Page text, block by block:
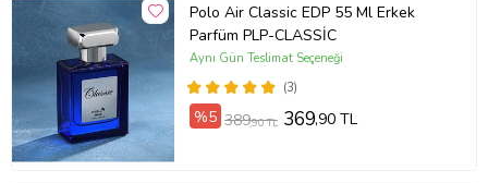
Polo Air Classic EDP 55 Ml Erkek
Parfüm PLP-CLASSİC
(3)
Aynı Gün Teslimat Seçeneği
%5 389,90 TL 369,90 TL